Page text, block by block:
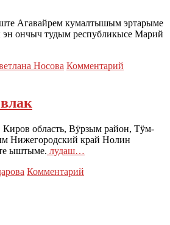
Агавайрем кумалтышым эртарыме
ончыч тудым республикысе Марий
Носова Комментарий
область, Вӱрзым район, Тӱм-
Нижегородский край Нолин
ыштыме. лудаш…
Комментарий